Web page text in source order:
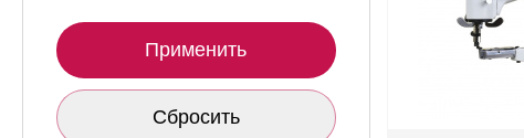
Применить
Сбросить